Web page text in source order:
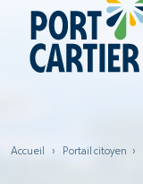
Accueil › Portail citoyen ›